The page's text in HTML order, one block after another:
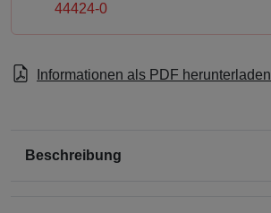
44424-0
Informationen als PDF herunterladen
Beschreibung